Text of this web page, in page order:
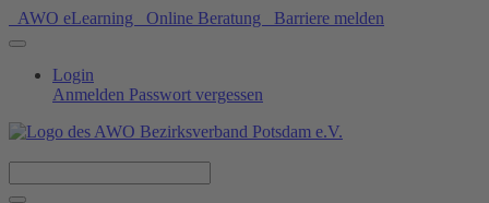
AWO eLearning Online Beratung Barriere melden
Login
Anmelden Passwort vergessen